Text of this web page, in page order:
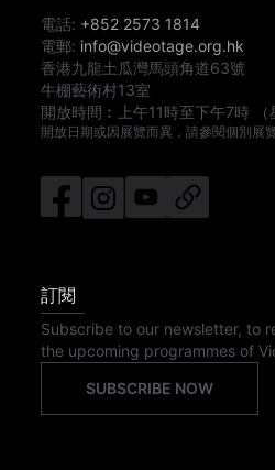
電話: +852 2573 1814
電郵: info@videotage.org.hk
香港九龍土瓜灣馬頭角道63號
牛棚藝術村13室
開放時間︰
上午11時至下午7時
開放日期或因展覽而異，請參閱個別展
訂閱
Subscribe to our newsletter, to
the upcoming programmes of
SUBSCRIBE NOW